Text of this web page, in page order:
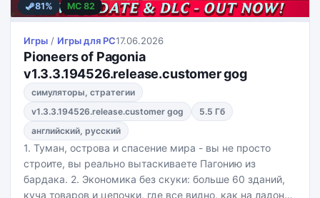
81% MC 82
Игры / Игры для PС17.06.2026
Pioneers of Pagonia
v1.3.3.194526.release.customer gog
симуляторы, стратегии
v1.3.3.194526.release.customer gog
5.5 Гб
английский, русский
1. Туман, острова и спасение мира - вы не просто
строите, вы реально вытаскиваете Пагонию из
бардака. 2. Экономика без скуки: больше 60 зданий,
куча товаров и цепочки, где все видно, как на ладони,